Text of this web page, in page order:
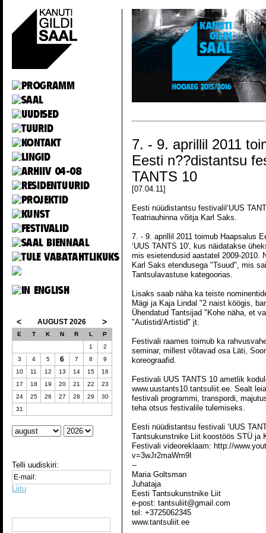
< AUGUST 2026 >
E T K N R L
P
1
2
3
4 5 6 7 8
9
10
11 12 13 14 15
16
17
18 19 20 21 22
23
24
25 26 27 28 29
30
31
Telli uudiskiri:
Liitu
7. - 9. aprillil 2011
Eesti n??distantsu
TANTS 10
[07.04.11]
Eesti nüüdistantsu festivalil‘UUS
Teatriauhinna võitja Karl Saks.
7. - 9. aprillil 2011 toimub Haapsalus
‘UUS TANTS 10', kus näidatakse
mis esietendusid aastatel 2009-2010.
Karl Saks etendusega "Tsuud", mis
Tantsulavastuse kategoorias.
Lisaks saab näha ka teiste
Mägi ja Kaja Lindal "2 naist köögis,
Ühendatud Tantsijad "Kohe näha, et
"Autistid/Artistid" jt.
Festivali raames toimub ka
seminar, millest võtavad osa Läti,
koreograafid.
Festivali UUS TANTS 10 ametlik
www.uustants10.tantsuliit.ee. Sealt
festivali programmi, transpordi,
teha otsus festivalile tulemiseks.
Eesti nüüdistantsu festivali ‘UUS
Tantsukunstnike Liit koostöös STÜ ja
Festivali videoreklaam: http://
v=3wJr2maWm9I
--
Maria Goltsman
Juhataja
Eesti Tantsukunstnike Liit
e-post: tantsuliit@gmail.com
tel: +3725062345
www.tantsuliit.ee